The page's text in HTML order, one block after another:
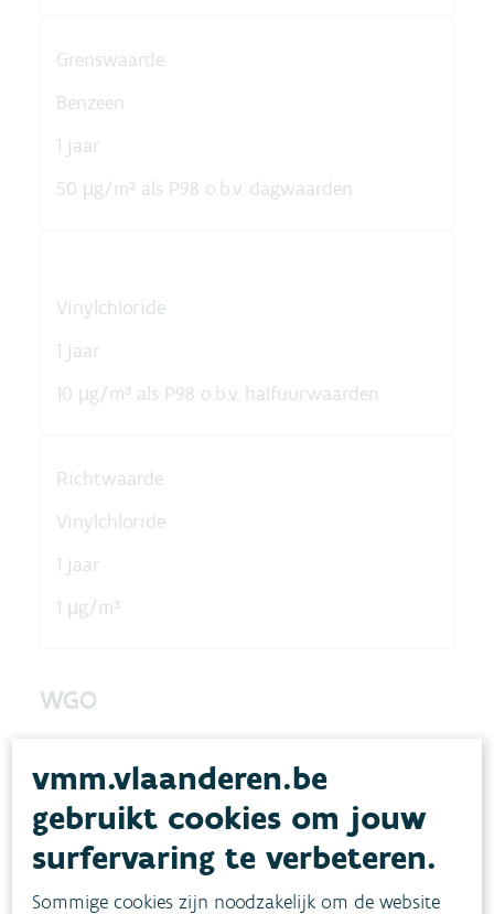
Grenswaarde
Benzeen
1 jaar
50 µg/m³ als P98 o.b.v. dagwaarden
Vinylchloride
1 jaar
10 µg/m³ als P98 o.b.v. halfuurwaarden
Richtwaarde
Vinylchloride
1 jaar
1 µg/m³
WGO
Onderwerp
Polluent
Middelingstermijn
vmm.vlaanderen.be
gebruikt cookies om jouw
surfervaring te verbeteren.
Sommige cookies zijn noodzakelijk om de website